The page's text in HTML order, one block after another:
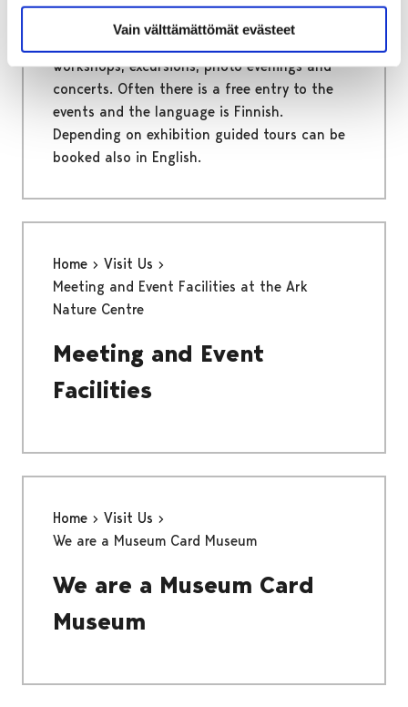
Vain välttämättömät evästeet
Many different events are organised at the
workshops, excursions, photo evenings and
concerts. Often there is a free entry to the
events and the language is Finnish.
Depending on exhibition guided tours can be
booked also in English.
Home
Visit Us
Meeting and Event Facilities at the Ark
Nature Centre
Meeting and Event
Facilities
Home
Visit Us
We are a Museum Card Museum
We are a Museum Card
Museum